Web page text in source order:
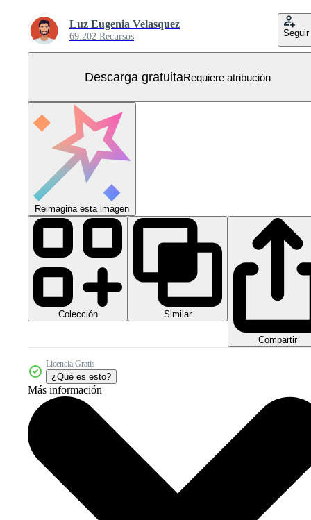
Luz Eugenia Velasquez
69.202 Recursos Seguir
Descarga gratuitaRequiere atribución
Reimagina esta imagen
Colección Similar
Compartir
Licencia Gratis
¿Qué es esto?
Más información